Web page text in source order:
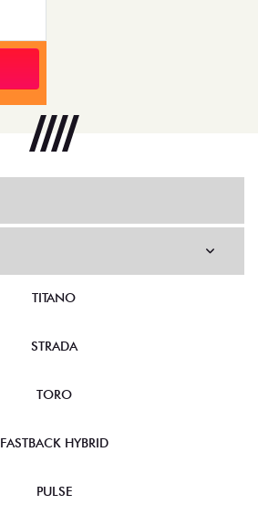
TITANO
STRADA
TORO
FASTBACK HYBRID
PULSE